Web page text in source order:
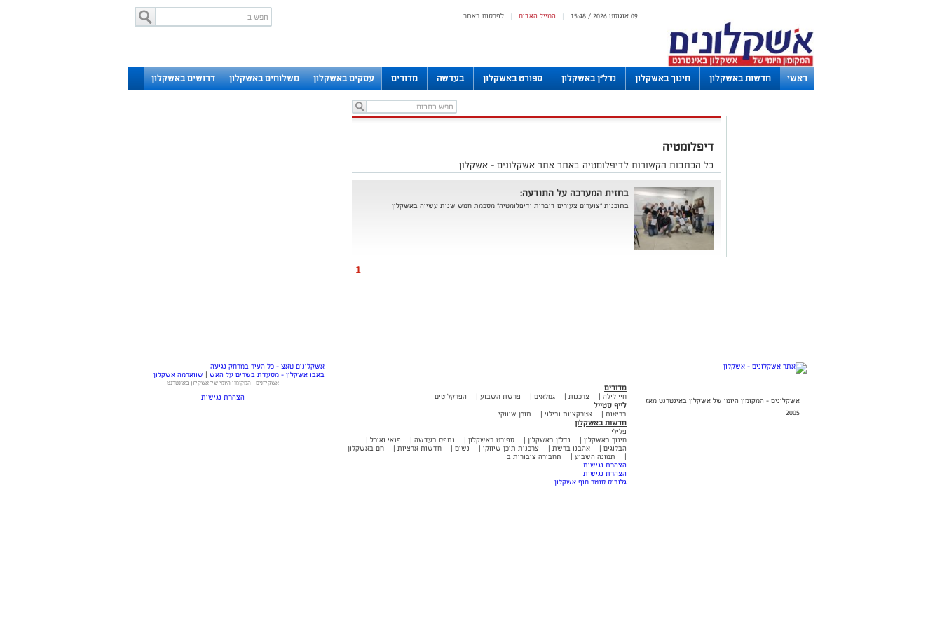
לפרסום באתר | המייל האדום | 09 אוגוסט 2026 / 15:48
ראשי חדשות באשקלון חינוך באשקלון נדל"ן באשקלון ספורט באשקלון בעדשה מדורים עסקים באשקלון משלוחים באשקלון דרושים באשקלון
דיפלומטיה
כל הכתבות הקשורות לדיפלומטיה באתר אתר אשקלונים - אשקלון
בחזית המערכה על התודעה:
בתוכנית "צוערים צעירים דוברות ודיפלומטיה" מסכמת חמש שנות עשייה באשקלון
1
אשקלונים - המקומון היומי של אשקלון באינטרנט מאז
2005
מדורים
חיי לילה צרכנות גמלאים פרשת השבוע הפרקליטים
לייף סטייל
בריאות אטרקציות ובילוי תוכן שיווקי
חדשות באשקלון
פלילי
חינוך באשקלון
נדל"ן באשקלון ספורט באשקלון נתפס בעדשה
פנאי ואוכל
הבלוגים
אהבנו ברשת צרכנות תוכן שיווקי נשים חדשות ארציות
חם באשקלון
תמונה השבוע
תחבורה ציבורית ב
הצהרת נגישות
הצהרת נגישות
גלובוס סנטר חוף אשקלון
אשקלונים טאצ - כל העיר במרחק נגיעה
באבו אשקלון - מסעדת בשרים על האש | שווארמה אשקלון
אשקלונים - המקומון היומי של אשקלון באינטרנט
הצהרת נגישות